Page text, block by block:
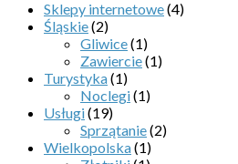
Sklepy internetowe(4)
Śląskie(2)
Gliwice(1)
Zawiercie(1)
Turystyka(1)
Noclegi(1)
Usługi(19)
Sprzątanie(2)
Wielkopolska(1)